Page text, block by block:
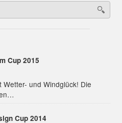
Cup 2015
Wetter- und Windglück! Die
Cup 2014